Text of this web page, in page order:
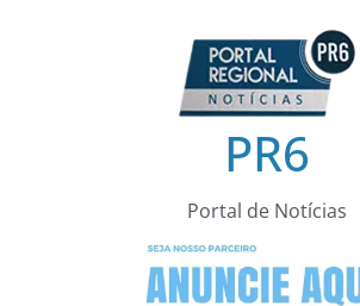
PR6
Portal de Notícias